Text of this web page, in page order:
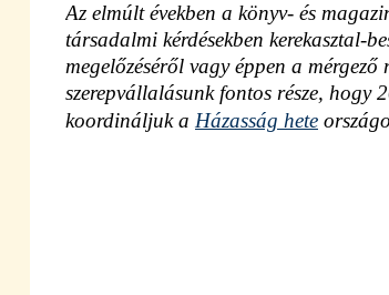
Az elmúlt években a könyv- és
társadalmi kérdésekben kerekasztal-
megelőzéséről vagy éppen a
szerepvállalásunk fontos része, hogy
koordináljuk a Házasság hete